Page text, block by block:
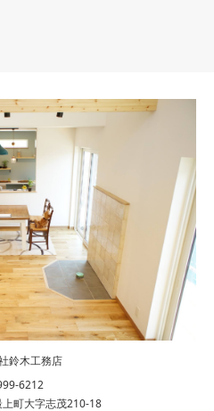
鈴木工務店
6212
町大字志茂210-18